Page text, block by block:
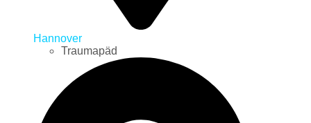
Hannover
Traumapäd